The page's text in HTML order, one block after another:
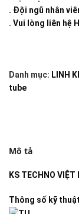
. Đội ngũ nhân
. Vui lòng liên hệ
Danh mục: LINH
tube
Mô tả
KS TECHNO VIỆT
Thông số kỹ